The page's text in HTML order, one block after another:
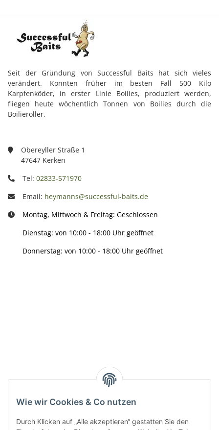
Wie wir Cookies & Co nutzen
Durch Klicken auf „Alle akzeptieren“ gestatten Sie den
Seit der Gründung von Successful Baits hat sich vieles
verändert. Konnten früher im besten Fall 500 Kilo
Karpfenköder, in erster Linie Boilies, produziert werden,
fliegen heute wöchentlich Tonnen von Boilies durch die
Boilieroller.
Obereyller Straße 1
47647 Kerken
Tel: 02833-571970
Email: heymanns@successful-baits.de
Montag, Mittwoch & Freitag: Geschlossen
Dienstag: von 10:00 - 18:00 Uhr geöffnet
Donnerstag: von 10:00 - 18:00 Uhr geöffnet
Key: